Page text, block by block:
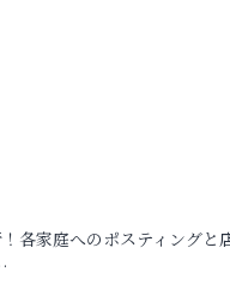
各家庭へのポスティングと